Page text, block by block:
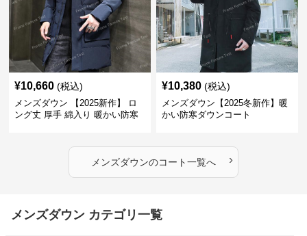
¥10,660 (税込)
メンズダウン 【2025新作】 ロ
ング丈 厚手 綿入り 暖かい防寒
¥10,380 (税込)
メンズダウン【2025冬新作】暖
かい防寒ダウンコート
メンズダウンのコート一覧へ ›
メンズダウン カテゴリ一覧